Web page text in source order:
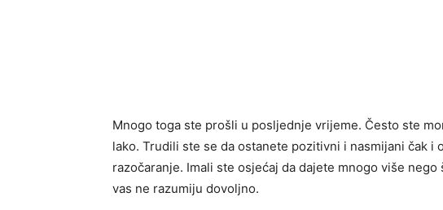
Mnogo toga ste prošli u posljednje vrijeme. Često ste
lako. Trudili ste se da ostanete pozitivni i nasmijani čak i
razočaranje. Imali ste osjećaj da dajete mnogo više
vas ne razumiju dovoljno.